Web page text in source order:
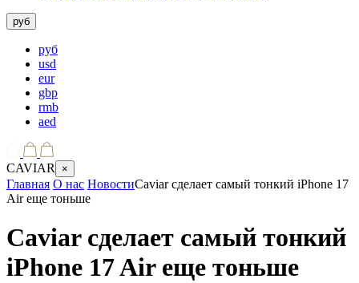
руб
руб
usd
eur
gbp
rmb
aed
CAVIAR ×
Главная О нас НовостиCaviar сделает самый тонкий iPhone 17
Air еще тоньше
Caviar сделает самый тонкий
iPhone 17 Air еще тоньше